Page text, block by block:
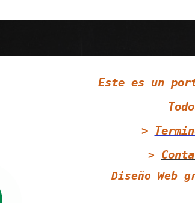
Este es un
>
>
Diseño Web